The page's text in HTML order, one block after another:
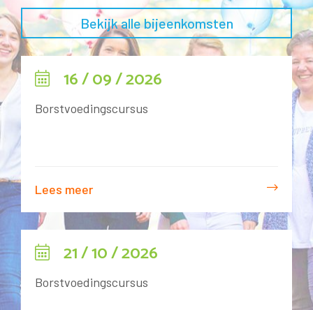
Bekijk alle bijeenkomsten
16 / 09 / 2026
Borstvoedingscursus
Lees meer
21 / 10 / 2026
Borstvoedingscursus